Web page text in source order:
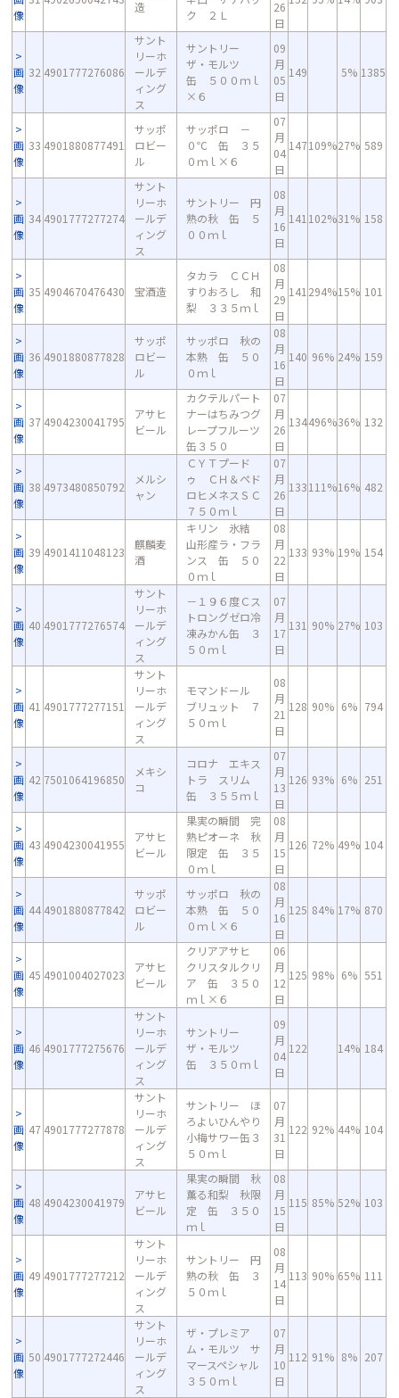
像
造
ク ２Ｌ
26
日
画
像
32 4901777276086
サント
リーホ
ールデ
ィング
ス
サントリー
ザ・モルツ
缶 ５００ｍｌ
×６
09
月
05
日
149 5% 1385
画
像
33 4901880877491
サッポ
ロビー
ル
サッポロ －
０℃ 缶 ３５
０ｍｌ×６
07
月
04
日
147109%27% 589
画
像
34 4901777277274
サント
リーホ
ールデ
ィング
ス
サントリー 円
熟の秋 缶 ５
００ｍｌ
08
月
16
日
141 102%31% 158
画
像
35 4904670476430 宝酒造
タカラ ＣＣＨ
すりおろし 和
梨 ３３５ｍｌ
08
月
29
日
141 294%15% 101
画
像
36 4901880877828
サッポ
ロビー
ル
サッポロ 秋の
本熟 缶 ５０
０ｍｌ
08
月
16
日
140 96% 24% 159
画
像
37 4904230041795
アサヒ
ビール
カクテルパート
ナーはちみつグ
レープフルーツ
缶３５０
07
月
26
日
134496%36% 132
画
像
38 4973480850792
メルシ
ャン
ＣＹＴプード
ゥ ＣＨ＆ペド
ロヒメネスＳＣ
７５０ｍｌ
07
月
26
日
133111%16% 482
画
像
39 4901411048123
麒麟麦
酒
キリン 氷結
山形産ラ・フラ
ンス 缶 ５０
０ｍｌ
08
月
22
日
133 93% 19% 154
画
像
40 4901777276574
サント
リーホ
ールデ
ィング
ス
－１９６度Ｃス
トロングゼロ冷
凍みかん缶 ３
５０ｍｌ
07
月
17
日
131 90% 27% 103
画
像
41 4901777277151
サント
リーホ
ールデ
ィング
ス
モマンドール
ブリュット ７
５０ｍｌ
08
月
21
日
128 90% 6% 794
画
像
42 7501064196850
メキシ
コ
コロナ エキス
トラ スリム
缶 ３５５ｍｌ
07
月
13
日
126 93% 6% 251
画
像
43 4904230041955
アサヒ
ビール
果実の瞬間 完
熟ピオーネ 秋
限定 缶 ３５
０ｍｌ
08
月
15
日
126 72% 49% 104
画
像
44 4901880877842
サッポ
ロビー
ル
サッポロ 秋の
本熟 缶 ５０
０ｍｌ×６
08
月
16
日
125 84% 17% 870
画
像
45 4901004027023
アサヒ
ビール
クリアアサヒ
クリスタルクリ
ア 缶 ３５０
ｍｌ×６
06
月
12
日
125 98% 6% 551
画
像
46 4901777275676
サント
リーホ
ールデ
ィング
ス
サントリー
ザ・モルツ
缶 ３５０ｍｌ
09
月
04
日
122 14% 184
画
像
47 4901777277878
サント
リーホ
ールデ
ィング
ス
サントリー ほ
ろよいひんやり
小梅サワー缶３
５０ｍｌ
07
月
31
日
122 92% 44% 104
画
像
48 4904230041979
アサヒ
ビール
果実の瞬間 秋
薫る和梨 秋限
定 缶 ３５０
ｍｌ
08
月
15
日
115 85% 52% 103
画
像
49 4901777277212
サント
リーホ
ールデ
ィング
ス
サントリー 円
熟の秋 缶 ３
５０ｍｌ
08
月
14
日
113 90% 65% 111
画
像
50 4901777272446
サント
リーホ
ールデ
ィング
ス
ザ・プレミア
ム・モルツ サ
マースペシャル
３５０ｍｌ
07
月
10
日
112 91% 8% 207